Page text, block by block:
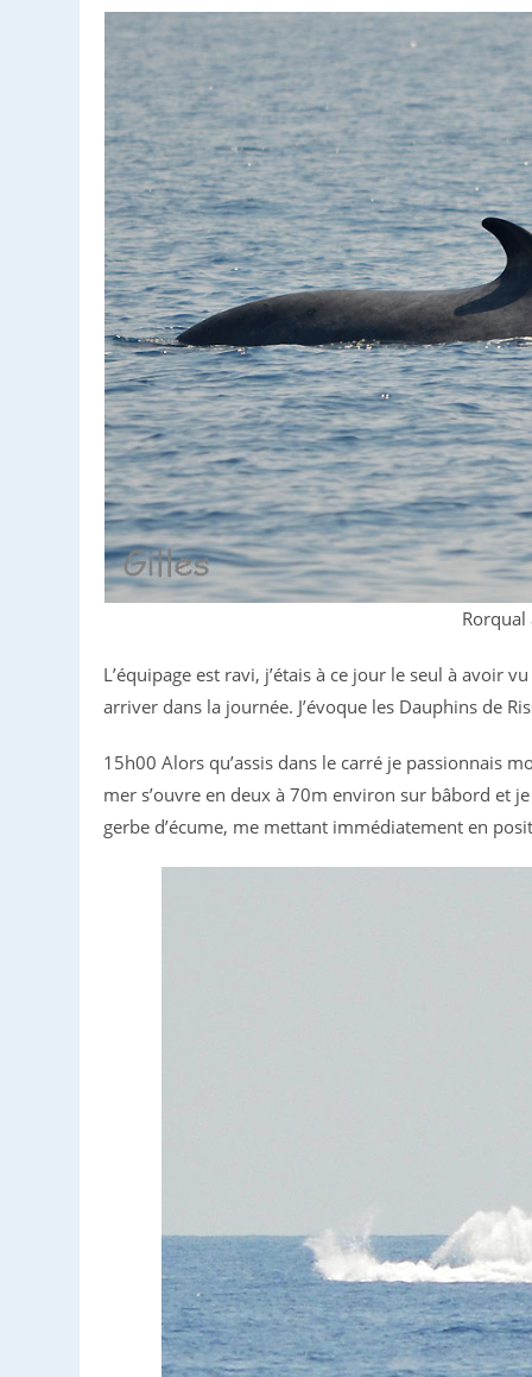
Rorqual
L’équipage est ravi, j’étais à ce jour le seul à avoir
arriver dans la journée. J’évoque les Dauphins de
15h00 Alors qu’assis dans le carré je passionnais
mer s’ouvre en deux à 70m environ sur bâbord et
gerbe d’écume, me mettant immédiatement en